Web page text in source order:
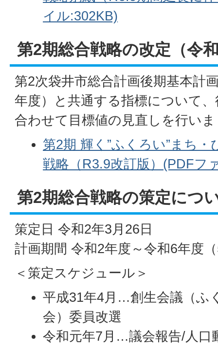
イル:302KB)
第2期総合戦略の改定（令
第2次袋井市総合計画後期基本計
年度）と共通する指標について
合わせて目標値の見直しを行い
第2期 輝く”ふくろい”まち
戦略（R3.9改訂版）(PDFフ
第2期総合戦略の策定につ
策定日 令和2年3月26日
計画期間 令和2年度～令和6年度
＜策定スケジュール＞
平成31年4月…創生会議（ふ
会）委員改選
令和元年7月…議会報告/人口